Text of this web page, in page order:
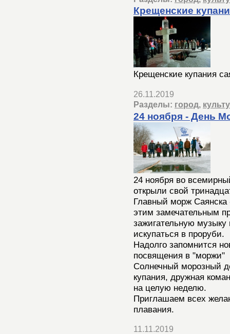
Крещенские
Крещенские купания
26.11.2019
Разделы: город,
24 ноября - День
24 ноября во
открыли свой
Главный морж
этим замечательным
зажигательную
искупаться в проруби.
Надолго запомнится
посвящения в "моржи"
Солнечный морозный
купания, дружная
на целую неделю.
Приглашаем всех
плавания.
11.11.2019